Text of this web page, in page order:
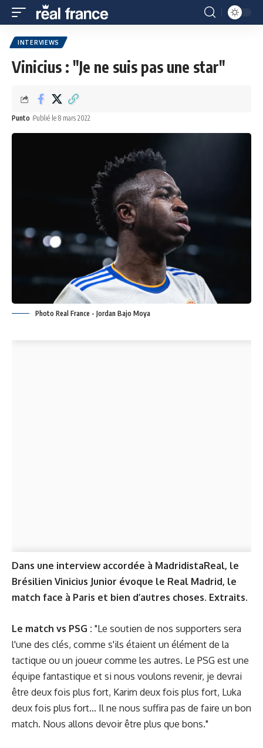
INTERVIEWS
Vinicius : "Je ne suis pas une star"
Punto Publié le 8 mars 2022
Photo Real France - Jordan Bajo Moya
Dans une interview accordée à MadridistaReal, le
Brésilien Vinicius Junior évoque le Real Madrid, le
match face à Paris et bien d’autres choses. Extraits.
Le match vs PSG : "Le soutien de nos supporters sera
l'une des clés, comme s'ils étaient un élément de la
tactique ou un joueur comme les autres. Le PSG est une
équipe fantastique et si nous voulons revenir, je devrai
être deux fois plus fort, Karim deux fois plus fort, Luka
deux fois plus fort... Il ne nous suffira pas de faire un bon
match. Nous allons devoir être plus que bons."